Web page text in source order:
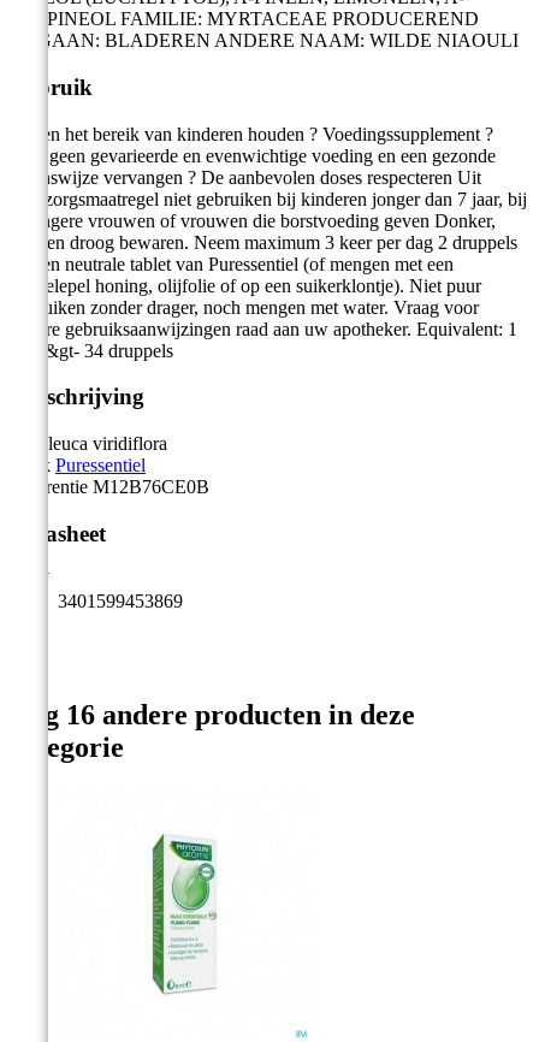
TERPINEOL FAMILIE: MYRTACEAE PRODUCEREND
ORGAAN: BLADEREN ANDERE NAAM: WILDE NIAOULI
Gebruik
Buiten het bereik van kinderen houden ? Voedingssupplement ?
Mag geen gevarieerde en evenwichtige voeding en een gezonde
levenswijze vervangen ? De aanbevolen doses respecteren Uit
voorzorgsmaatregel niet gebruiken bij kinderen jonger dan 7 jaar, bij
zwangere vrouwen of vrouwen die borstvoeding geven Donker,
koel en droog bewaren. Neem maximum 3 keer per dag 2 druppels
op een neutrale tablet van Puressentiel (of mengen met een
koffielepel honing, olijfolie of op een suikerklontje). Niet puur
gebruiken zonder drager, noch mengen met water. Vraag voor
andere gebruiksaanwijzingen raad aan uw apotheker. Equivalent: 1
ml =&gt- 34 druppels
Omschrijving
Melaleuca viridiflora
Merk Puressentiel
Referentie M12B76CE0B
Datasheet
EAN
3401599453869
Nog 16 andere producten in deze
categorie